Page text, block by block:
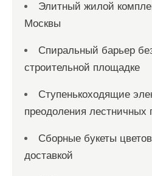
Элитный жилой
Москвы
Спиральный барьер
строительной площадке
Ступенькоходящие
преодоления лестничных
Сборные букеты
доставкой